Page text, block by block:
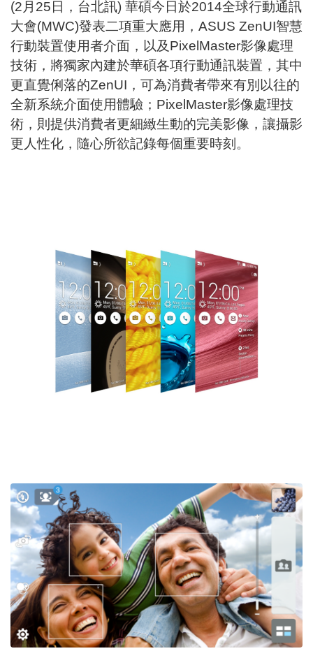
(2月25日，台北訊) 華碩今日於2014全球行動通訊
大會(MWC)發表二項重大應用，ASUS ZenUI智慧
行動裝置使用者介面，以及PixelMaster影像處理
技術，將獨家內建於華碩各項行動通訊裝置，其中
更直覺俐落的ZenUI，可為消費者帶來有別以往的
全新系統介面使用體驗；PixelMaster影像處理技
術，則提供消費者更細緻生動的完美影像，讓攝影
更人性化，隨心所欲記錄每個重要時刻。